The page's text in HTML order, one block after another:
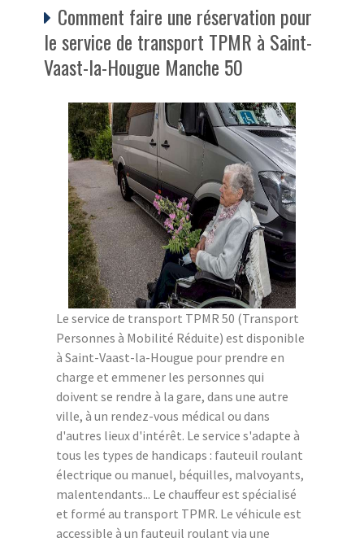
Comment faire une réservation pour
le service de transport TPMR à Saint-
Vaast-la-Hougue Manche 50
Le service de transport TPMR 50 (Transport
Personnes à Mobilité Réduite) est disponible
à Saint-Vaast-la-Hougue pour prendre en
charge et emmener les personnes qui
doivent se rendre à la gare, dans une autre
ville, à un rendez-vous médical ou dans
d'autres lieux d'intérêt. Le service s'adapte à
tous les types de handicaps : fauteuil roulant
électrique ou manuel, béquilles, malvoyants,
malentendants... Le chauffeur est spécialisé
et formé au transport TPMR. Le véhicule est
accessible à un fauteuil roulant via une